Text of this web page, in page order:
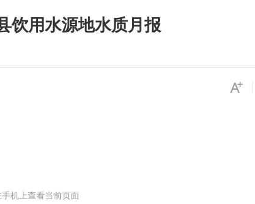
饮用水源地水质月报
机上查看当前页面